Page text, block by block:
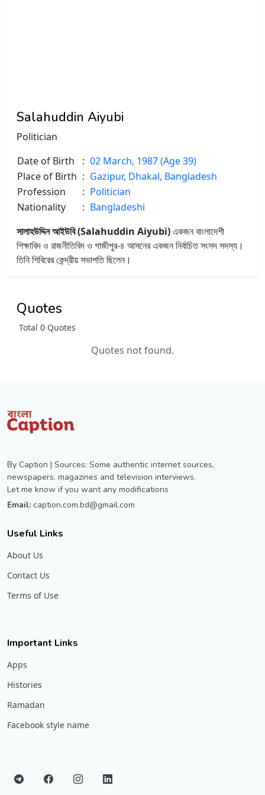
Salahuddin Aiyubi
Politician
Date of Birth
: 02 March, 1987 (Age 39)
Place of Birth : Gazipur, Dhakal, Bangladesh
Profession
: Politician
Nationality
: Bangladeshi
সালাহউদ্দিন আইউবি (Salahuddin Aiyubi)একজন বাংলাদেশী
শিক্ষাবিদ ও রাজনীতিবিদ ও গাজীপুর-৪ আসনের একজন নির্বাচিত সংসদ সদস্য।
তিনি শিবিরের কেন্দ্রীয় সভাপতি ছিলেন।
Quotes
Total 0 Quotes
Quotes not found.
By Caption | Sources: Some authentic internet sources,
newspapers, magazines and television interviews.
Let me know if you want any modifications
Email: caption.com.bd@gmail.com
Useful Links
About Us
Contact Us
Terms of Use
Important Links
Apps
Histories
Ramadan
Facebook style name